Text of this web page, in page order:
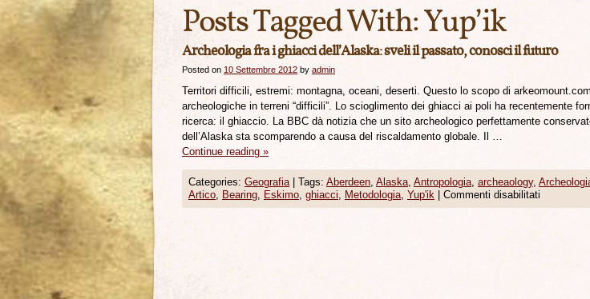
Posts Tagged With:Yup’ik
Archeologia fra i ghiacci dell’Alaska: sveli il passato, conosci il futuro
Posted on 10 Settembre 2012 by admin
Territori difficili, estremi: montagna, oceani, deserti. Questo lo scopo di
archeologiche in terreni “difficili”. Lo scioglimento dei ghiacci ai poli ha recentemente
ricerca: il ghiaccio. La BBC dà notizia che un sito archeologico perfettamente
dell’Alaska sta scomparendo a causa del riscaldamento globale. Il …
Continue reading »
Categories: Geografia Tags: Aberdeen, Alaska, Antropologia, archeaology,
Artico, Bearing, Eskimo, ghiacci, Metodologia, Yup'ik Commenti disabilitati